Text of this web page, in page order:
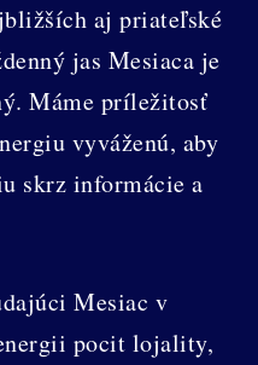
aj priateľské
jas Mesiaca je
Máme príležitosť
vyváženú, aby
skrz informácie a
Mesiac v
pocit lojality,